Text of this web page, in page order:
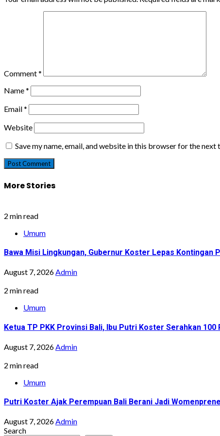
Comment*
Name*
Email*
Website
Save my name, email, and website in this browser for the next
More Stories
2 min read
Umum
Bawa Misi Lingkungan, Gubernur Koster Lepas Kontingan
August 7, 2026Admin
2 min read
Umum
Ketua TP PKK Provinsi Bali, Ibu Putri Koster Serahkan
August 7, 2026Admin
2 min read
Umum
Putri Koster Ajak Perempuan Bali Berani Jadi
August 7, 2026Admin
Search